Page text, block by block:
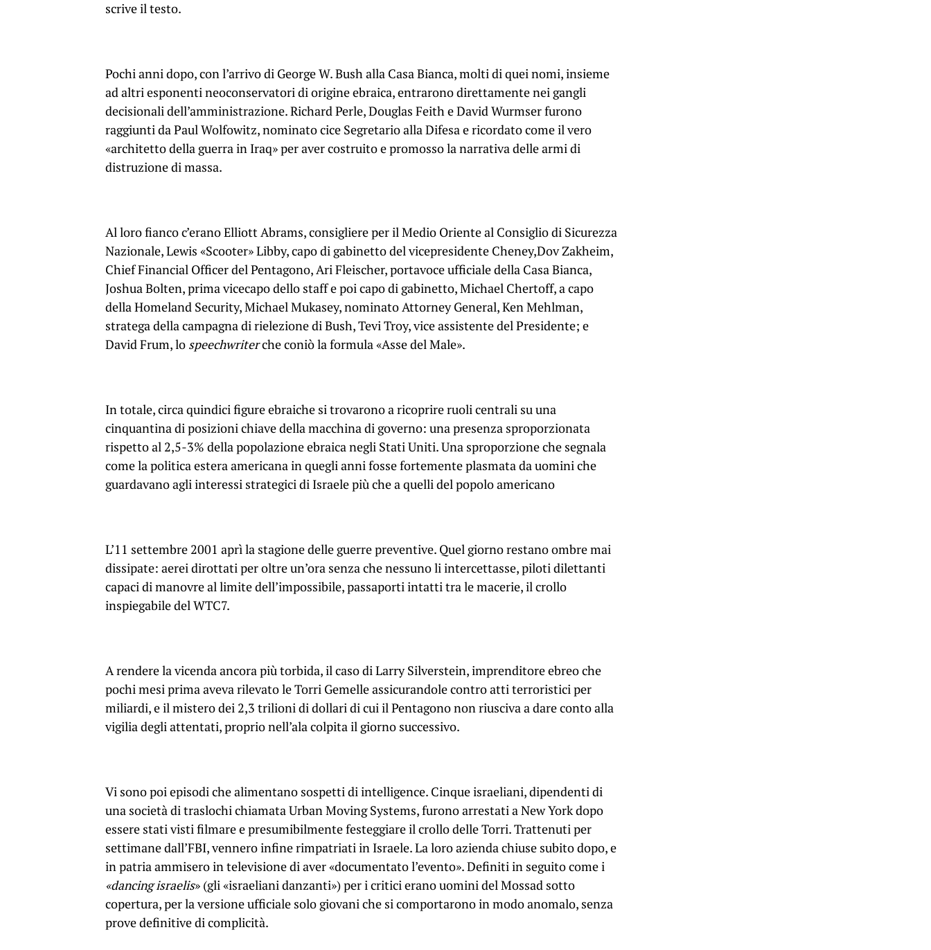
scrive il testo.
Pochi anni dopo, con l’arrivo di George W. Bush alla Casa Bianca, molti di quei nomi, insieme
ad altri esponenti neoconservatori di origine ebraica, entrarono direttamente nei gangli
decisionali dell’amministrazione. Richard Perle, Douglas Feith e David Wurmser furono
raggiunti da Paul Wolfowitz, nominato cice Segretario alla Difesa e ricordato come il vero
«architetto della guerra in Iraq» per aver costruito e promosso la narrativa delle armi di
distruzione di massa.
Al loro fianco c’erano Elliott Abrams, consigliere per il Medio Oriente al Consiglio di Sicurezza
Nazionale, Lewis «Scooter» Libby, capo di gabinetto del vicepresidente Cheney,Dov Zakheim,
Chief Financial Officer del Pentagono, Ari Fleischer, portavoce ufficiale della Casa Bianca,
Joshua Bolten, prima vicecapo dello staff e poi capo di gabinetto, Michael Chertoff, a capo
della Homeland Security, Michael Mukasey, nominato Attorney General, Ken Mehlman,
stratega della campagna di rielezione di Bush, Tevi Troy, vice assistente del Presidente; e
David Frum, lo speechwriterche coniò la formula «Asse del Male».
In totale, circa quindici figure ebraiche si trovarono a ricoprire ruoli centrali su una
cinquantina di posizioni chiave della macchina di governo: una presenza sproporzionata
rispetto al 2,5-3% della popolazione ebraica negli Stati Uniti. Una sproporzione che segnala
come la politica estera americana in quegli anni fosse fortemente plasmata da uomini che
guardavano agli interessi strategici di Israele più che a quelli del popolo americano
L’11 settembre 2001 aprì la stagione delle guerre preventive. Quel giorno restano ombre mai
dissipate: aerei dirottati per oltre un’ora senza che nessuno li intercettasse, piloti dilettanti
capaci di manovre al limite dell’impossibile, passaporti intatti tra le macerie, il crollo
inspiegabile del WTC7.
A rendere la vicenda ancora più torbida, il caso di Larry Silverstein, imprenditore ebreo che
pochi mesi prima aveva rilevato le Torri Gemelle assicurandole contro atti terroristici per
miliardi, e il mistero dei 2,3 trilioni di dollari di cui il Pentagono non riusciva a dare conto alla
vigilia degli attentati, proprio nell’ala colpita il giorno successivo.
Vi sono poi episodi che alimentano sospetti di intelligence. Cinque israeliani, dipendenti di
una società di traslochi chiamata Urban Moving Systems, furono arrestati a New York dopo
essere stati visti filmare e presumibilmente festeggiare il crollo delle Torri. Trattenuti per
settimane dall’FBI, vennero infine rimpatriati in Israele. La loro azienda chiuse subito dopo, e
in patria ammisero in televisione di aver «documentato l’evento». Definiti in seguito come i
«dancing israelis» (gli «israeliani danzanti») per i critici erano uomini del Mossad sotto
copertura, per la versione ufficiale solo giovani che si comportarono in modo anomalo, senza
prove definitive di complicità.